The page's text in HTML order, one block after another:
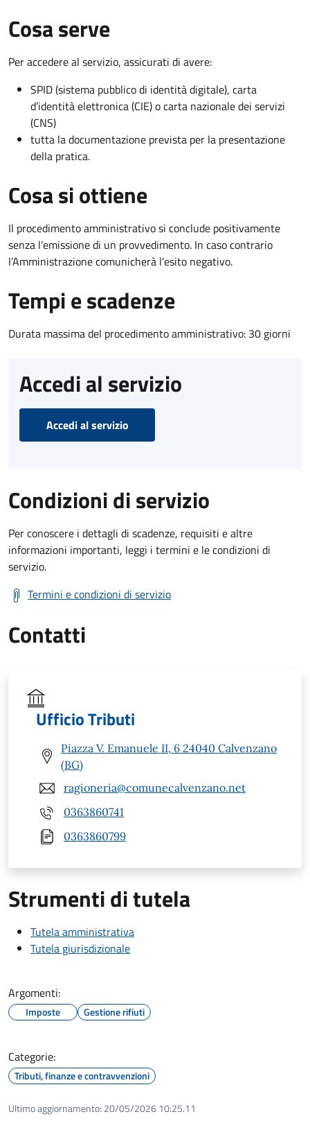
Cosa serve
Per accedere al servizio, assicurati di avere:
SPID (sistema pubblico di identità digitale), carta
d’identità elettronica (CIE) o carta nazionale dei servizi
(CNS)
tutta la documentazione prevista per la presentazione
della pratica.
Cosa si ottiene
Il procedimento amministrativo si conclude positivamente
senza l’emissione di un provvedimento. In caso contrario
l’Amministrazione comunicherà l’esito negativo.
Tempi e scadenze
Durata massima del procedimento amministrativo: 30 giorni
Accedi al servizio
Accedi al servizio
Condizioni di servizio
Per conoscere i dettagli di scadenze, requisiti e altre
informazioni importanti, leggi i termini e le condizioni di
servizio.
Termini e condizioni di servizio
Contatti
Ufficio Tributi
Piazza V. Emanuele II, 6 24040 Calvenzano
(BG)
ragioneria@comunecalvenzano.net
0363860741
0363860799
Strumenti di tutela
Tutela amministrativa
Tutela giurisdizionale
Argomenti:
Imposte Gestione rifiuti
Categorie:
Tributi, finanze e contravvenzioni
Ultimo aggiornamento: 20/05/2026 10:25.11